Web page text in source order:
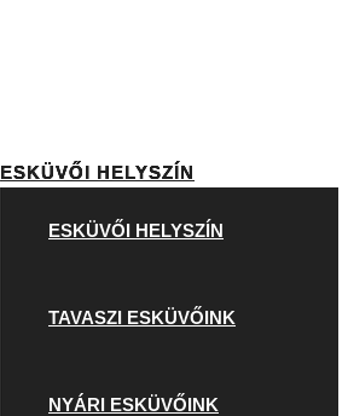
ESKÜVŐI HELYSZÍN
ESKÜVŐI HELYSZÍN
TAVASZI ESKÜVŐINK
NYÁRI ESKÜVŐINK